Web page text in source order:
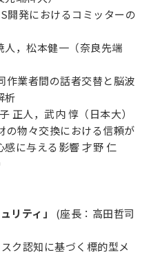
開発におけるコミッターの
，松本健一（奈良先端
作業者間の話者交替と脳波
析
正人，武内 惇（日本大）
の物々交換における信頼が
に与える影響 才野 仁
リティ」
(座長：高田哲司
ク認知に基づく標的型メ